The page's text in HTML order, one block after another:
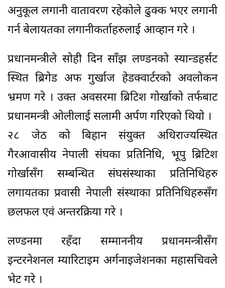
अनुकूल लगानी वातावरण रहेकोले ढुक्क भएर लगानी
गर्न बेलायतका लगानीकर्ताहरुलाई आव्हान गरे ।
प्रधानमन्त्रीले सोही दिन साँझ लण्डनको स्यान्डहर्सट
स्थित ब्रिगेड अफ गुर्खाज हेडक्वार्टरको अवलोकन
भ्रमण गरे । उक्त अवसरमा ब्रिटिश गोर्खाको तर्फबाट
प्रधानमन्त्री ओलीलाई सलामी अर्पण गरिएको थियो ।
२८ जेठ को बिहान संयुक्त अधिराज्यस्थित
गैरआवासीय नेपाली संघका प्रतिनिधि, भूपु ब्रिटिश
गोर्खासँग सम्बन्धित संघसंस्थाका प्रतिनिधिहरु
लगायतका प्रवासी नेपाली संस्थाका प्रतिनिधिहरुसँग
छलफल एवं अन्तरक्रिया गरे ।
लण्डनमा रहँदा सम्माननीय प्रधानमन्त्रीसँग
इन्टरनेशनल म्यारिटाइम अर्गनाइजेशनका महासचिवले
भेट गरे ।